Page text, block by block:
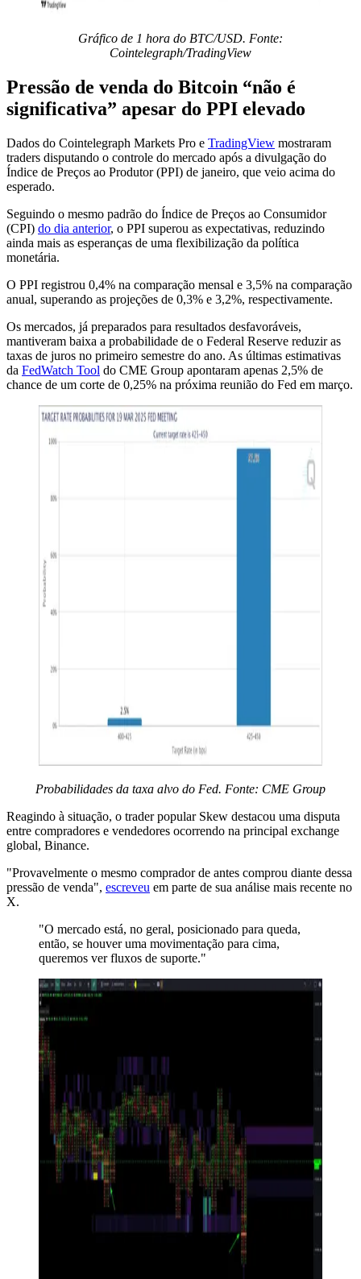
Gráfico de 1 hora do BTC/USD. Fonte:
Cointelegraph/TradingView
Pressão de venda do Bitcoin “não é
significativa” apesar do PPI elevado
Dados do Cointelegraph Markets Pro e TradingView mostraram
traders disputando o controle do mercado após a divulgação do
Índice de Preços ao Produtor (PPI) de janeiro, que veio acima do
esperado.
Seguindo o mesmo padrão do Índice de Preços ao Consumidor
(CPI) do dia anterior, o PPI superou as expectativas, reduzindo
ainda mais as esperanças de uma flexibilização da política
monetária.
O PPI registrou 0,4% na comparação mensal e 3,5% na comparação
anual, superando as projeções de 0,3% e 3,2%, respectivamente.
Os mercados, já preparados para resultados desfavoráveis,
mantiveram baixa a probabilidade de o Federal Reserve reduzir as
taxas de juros no primeiro semestre do ano. As últimas estimativas
da FedWatch Tool do CME Group apontaram apenas 2,5% de
chance de um corte de 0,25% na próxima reunião do Fed em março.
Probabilidades da taxa alvo do Fed. Fonte: CME Group
Reagindo à situação, o trader popular Skew destacou uma disputa
entre compradores e vendedores ocorrendo na principal exchange
global, Binance.
"Provavelmente o mesmo comprador de antes comprou diante dessa
pressão de venda", escreveu em parte de sua análise mais recente no
X.
"O mercado está, no geral, posicionado para queda,
então, se houver uma movimentação para cima,
queremos ver fluxos de suporte."